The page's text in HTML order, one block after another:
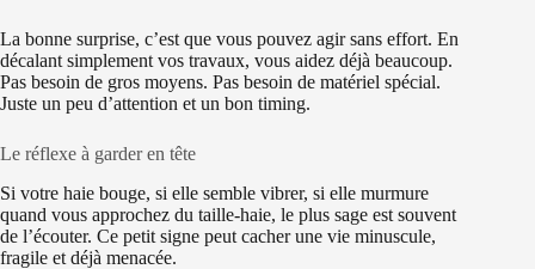
La bonne surprise, c’est que vous pouvez agir sans effort. En
décalant simplement vos travaux, vous aidez déjà beaucoup.
Pas besoin de gros moyens. Pas besoin de matériel spécial.
Juste un peu d’attention et un bon timing.
Le réflexe à garder en tête
Si votre haie bouge, si elle semble vibrer, si elle murmure
quand vous approchez du taille-haie, le plus sage est souvent
de l’écouter. Ce petit signe peut cacher une vie minuscule,
fragile et déjà menacée.